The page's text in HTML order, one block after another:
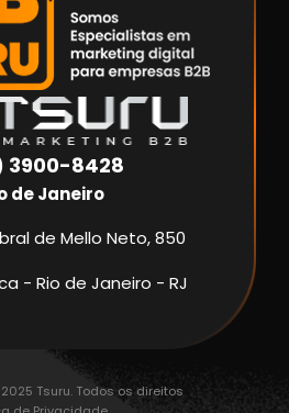
3900-8428
de Janeiro
de Mello Neto, 850
- Rio de Janeiro - RJ
Tsuru. Todos os direitos